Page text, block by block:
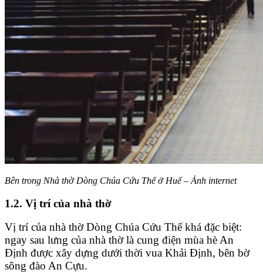
Bên trong Nhà thờ Dòng Chúa Cứu Thế ở Huế – Ảnh internet
1.2. Vị trí của nhà thờ
Vị trí của nhà thờ Dòng Chúa Cứu Thế khá đặc biệt:
ngay sau lưng của nhà thờ là cung điện mùa hè An
Định được xây dựng dưới thời vua Khải Định, bên bờ
sông đào An Cựu.